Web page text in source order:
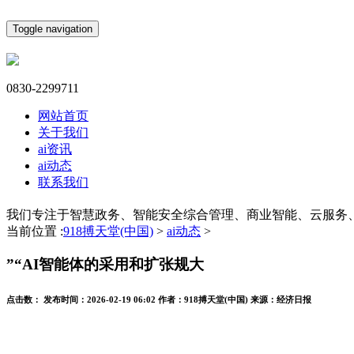
Toggle navigation
0830-2299711
网站首页
关于我们
ai资讯
ai动态
联系我们
我们专注于智慧政务、智能安全综合管理、商业智能、云服务
当前位置 :918搏天堂(中国) > ai动态 >
”“AI智能体的采用和扩张规大
点击数： 发布时间： 2026-02-19 06:02 作者： 918搏天堂(中国) 来源： 经济日报